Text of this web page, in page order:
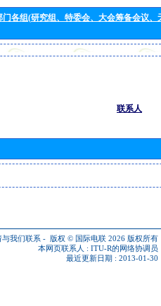
门各组(研究组、特委会、大会筹备会议
联系人
与我们联系 - 版权 © 国际电联 2026 版权所有
本网页联系人 : ITU-R的网络协调员
最近更新日期 : 2013-01-30